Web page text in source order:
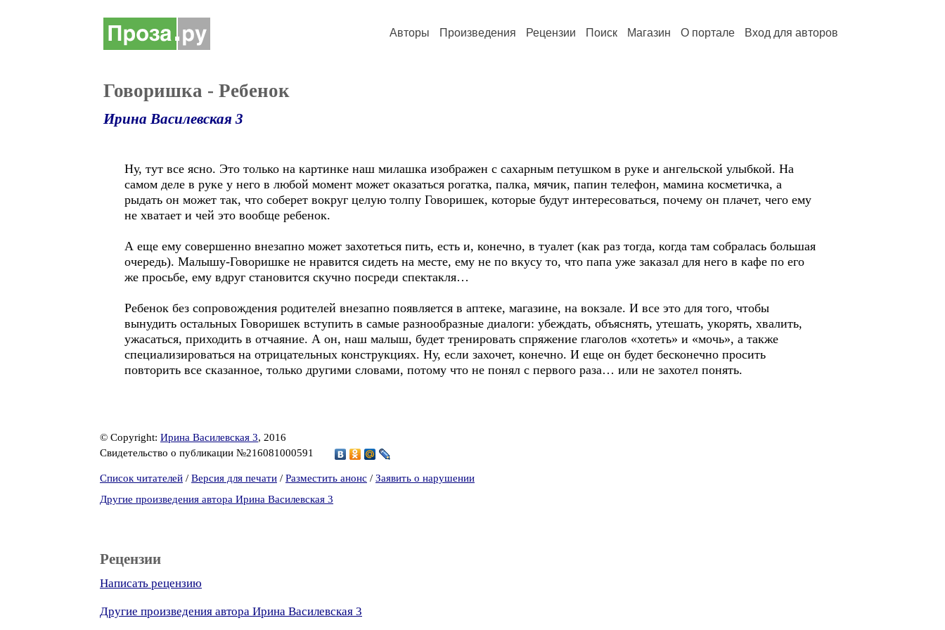
Авторы Произведения Рецензии Поиск Магазин О портале Вход для авторов
Говоришка - Ребенок
Ирина Василевская 3
Ну, тут все ясно. Это только на картинке наш милашка изображен с сахарным петушком в руке и ангельской улыбкой. На
самом деле в руке у него в любой момент может оказаться рогатка, палка, мячик, папин телефон, мамина косметичка, а
рыдать он может так, что соберет вокруг целую толпу Говоришек, которые будут интересоваться, почему он плачет, чего ему
не хватает и чей это вообще ребенок.
А еще ему совершенно внезапно может захотеться пить, есть и, конечно, в туалет (как раз тогда, когда там собралась большая
очередь). Малышу-Говоришке не нравится сидеть на месте, ему не по вкусу то, что папа уже заказал для него в кафе по его
же просьбе, ему вдруг становится скучно посреди спектакля…
Ребенок без сопровождения родителей внезапно появляется в аптеке, магазине, на вокзале. И все это для того, чтобы
вынудить остальных Говоришек вступить в самые разнообразные диалоги: убеждать, объяснять, утешать, укорять, хвалить,
ужасаться, приходить в отчаяние. А он, наш малыш, будет тренировать спряжение глаголов «хотеть» и «мочь», а также
специализироваться на отрицательных конструкциях. Ну, если захочет, конечно. И еще он будет бесконечно просить
повторить все сказанное, только другими словами, потому что не понял с первого раза… или не захотел понять.
© Copyright: Ирина Василевская 3, 2016
Свидетельство о публикации №216081000591
Список читателей / Версия для печати / Разместить анонс / Заявить о нарушении
Другие произведения автора Ирина Василевская 3
Рецензии
Написать рецензию
Другие произведения автора Ирина Василевская 3